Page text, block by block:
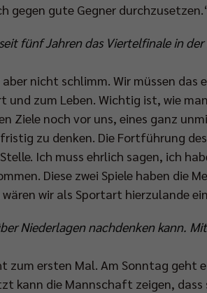
gegen gute Gegner
fünf Jahren das Viertelfinale in
nicht schlimm. Wir müssen das
und zum Leben. Wichtig ist, wie
Ziele noch vor uns, eines ganz
zu denken. Die Fortführung des
Ich muss ehrlich sagen, ich
Diese zwei Spiele haben die
wir als Sportart hierzulande
Niederlagen nachdenken kann.
zum ersten Mal. Am Sonntag geht
kann die Mannschaft zeigen, dass